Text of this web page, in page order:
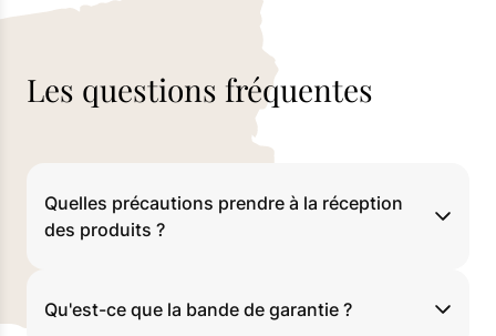
Les questions fréquentes
Quelles précautions prendre à la réception
des produits ?
Qu'est-ce que la bande de garantie ?